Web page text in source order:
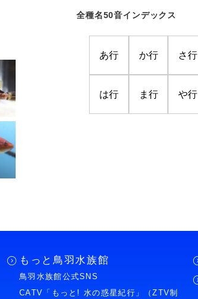
全種名50音インデックス
あ行 か行 さ行
は行 ま行 や行
もっと鳥羽水族館
鳥羽水族館公式SNS
CATV「もっと! 水の惑星紀行」（ZTV制